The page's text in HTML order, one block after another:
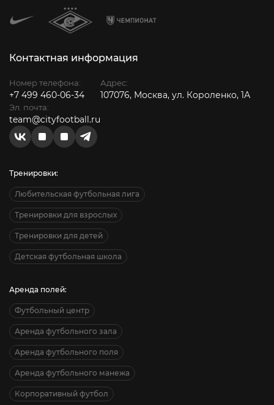
Контактная информация
Номер телефона:
+7 499 460-06-34
Эл. почта:
team@cityfootball.ru
Адрес:
107076, Москва, ул. Короленко, 1А
Тренировки:
Любительская футбольная лига
Тренировки для взрослых
Тренировки для детей
Детская футбольная школа
Аренда полей:
Футбольный центр
Аренда футбольного зала
Аренда футбольного поля
Аренда футбольного манежа
Корпоративный футбол